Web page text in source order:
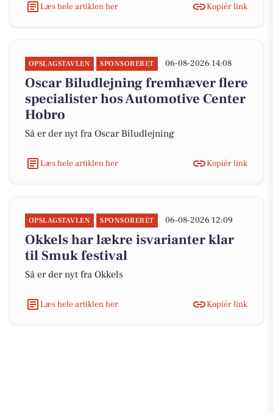
Læs hele artiklen her Kopiér link
OPSLAGSTAVLEN SPONSORERET 06-08-2026 14:08
Oscar Biludlejning fremhæver flere
specialister hos Automotive Center
Hobro
Så er der nyt fra Oscar Biludlejning
Læs hele artiklen her Kopiér link
OPSLAGSTAVLEN SPONSORERET 06-08-2026 12:09
Okkels har lækre isvarianter klar
til Smuk festival
Så er der nyt fra Okkels
Læs hele artiklen her Kopiér link